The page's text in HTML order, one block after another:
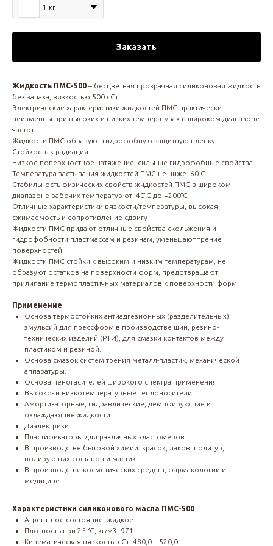
1 кг
Заказать
Жидкость ПМС-500 – бесцветная прозрачная силиконовая жидкость
без запаха, вязкостью 500 сСт.
Электрические характеристики жидкостей ПМС практически
неизменны при высоких и низких температурах в широком диапазоне
частот
Жидкости ПМС образуют гидрофобную защитную пленку
Стойкость к радиации
Низкое поверхностное натяжение, сильные гидрофобные свойства
Температура застывания жидкостей ПМС не ниже -60°С
Стабильность физических свойств жидкостей ПМС в широком
диапазоне рабочих температур от -40°С до +200°С
Отличные характеристики вязкости/температуры, высокая
сжимаемость и сопротивление сдвигу
Жидкости ПМС придают отличные свойства скольжения и
гидрофобности пластмассам и резинам, уменьшают трение
поверхностей
Жидкости ПМС стойки к высоким и низким температурам, не
образуют остатков на поверхности форм, предотвращают
прилипание термопластичных материалов к поверхности форм.
Применение
Основа термостойких антиадгезионных (разделительных)
эмульсий для прессформ в производстве шин, резино-
технических изделий (РТИ), для смазки контактов между
пластиком и резиной.
Основа смазок систем трения металл-пластик, механической
аппаратуры.
Основа пеногасителей широкого спектра применения.
Высоко- и низкотемпературные теплоносители.
Амортизаторные, гидравлические, демпфирующие и
охлаждающие жидкости.
Диэлектрики.
Пластификаторы для различных эластомеров.
В производстве бытовой химии: красок, лаков, политур,
полирующих составов и мастик.
В производстве косметических средств, фармакологии и
медицине.
Характеристики силиконового масла ПМС-500
Агрегатное состояние: жидкое
Плотность при 25 °С, кг/м3: 971
Кинематическая вязкость, сСт: 480,0 – 520,0